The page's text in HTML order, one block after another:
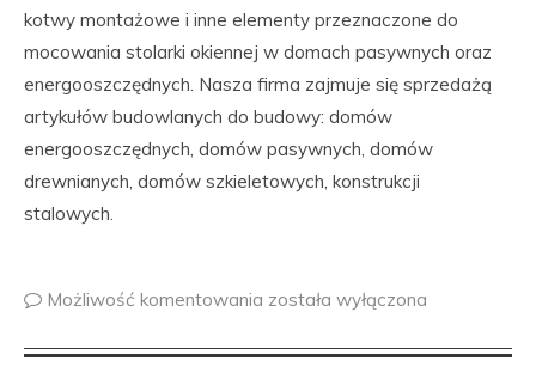
kotwy montażowe i inne elementy przeznaczone do
mocowania stolarki okiennej w domach pasywnych oraz
energooszczędnych. Nasza firma zajmuje się sprzedażą
artykułów budowlanych do budowy: domów
energooszczędnych, domów pasywnych, domów
drewnianych, domów szkieletowych, konstrukcji
stalowych.
Możliwość komentowania została wyłączona